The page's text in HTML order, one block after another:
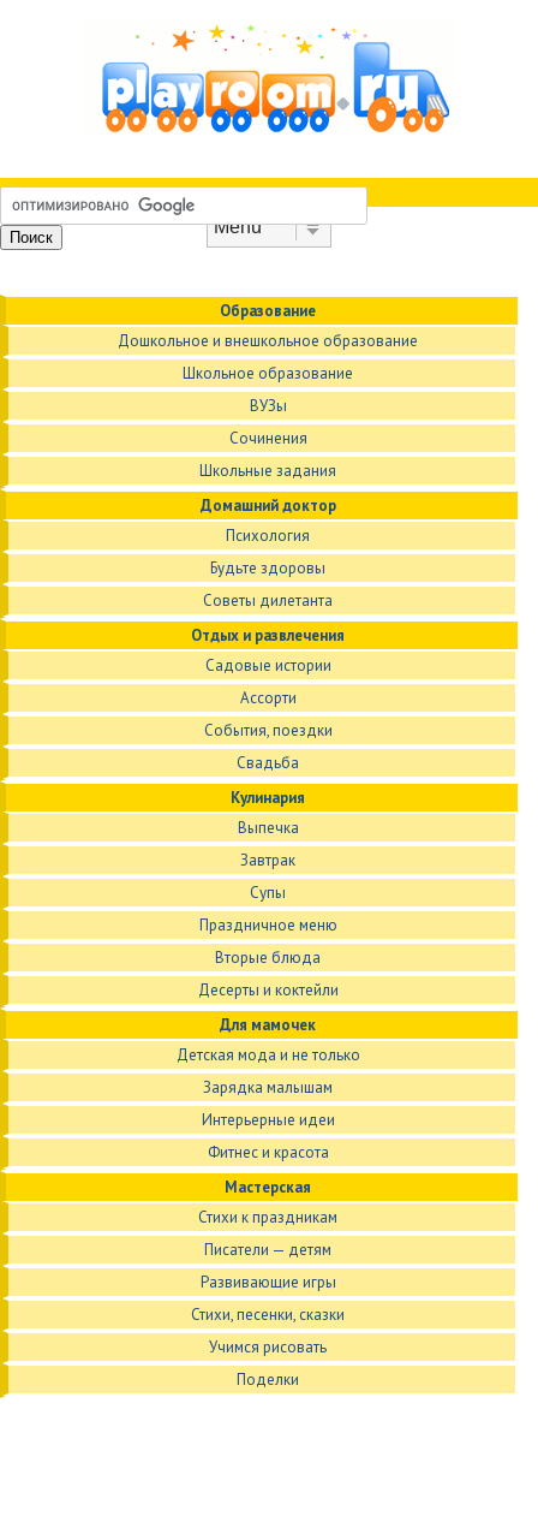
Образование
Дошкольное и внешкольное образование
Школьное образование
ВУЗы
Сочинения
Школьные задания
Домашний доктор
Психология
Будьте здоровы
Советы дилетанта
Отдых и развлечения
Садовые истории
Ассорти
События, поездки
Свадьба
Кулинария
Выпечка
Завтрак
Супы
Праздничное меню
Вторые блюда
Десерты и коктейли
Для мамочек
Детская мода и не только
Зарядка малышам
Интерьерные идеи
Фитнес и красота
Мастерская
Стихи к праздникам
Писатели — детям
Развивающие игры
Стихи, песенки, сказки
Учимся рисовать
Поделки